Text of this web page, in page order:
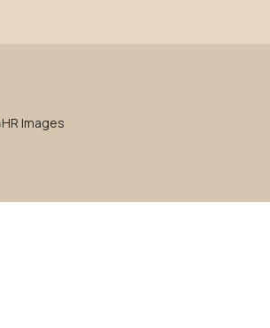
HR Images